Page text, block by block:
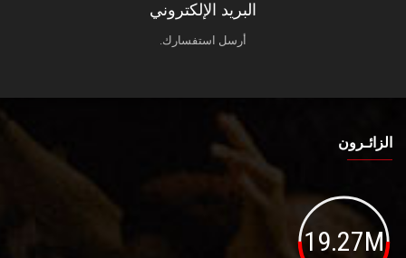
البريد الإلكتروني
أرسل استفسارك.
الزائـرون
19.27M